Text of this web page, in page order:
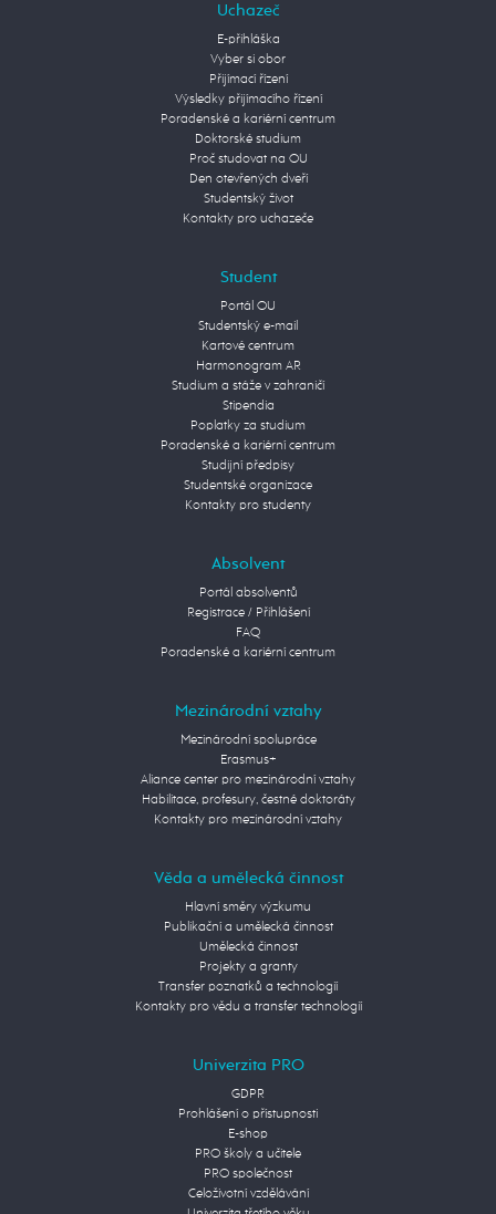
Uchazeč
E-přihláška
Vyber si obor
Přijímací řízení
Výsledky přijímacího řízení
Poradenské a kariérní centrum
Doktorské studium
Proč studovat na OU
Den otevřených dveří
Studentský život
Kontakty pro uchazeče
Student
Portál OU
Studentský e-mail
Kartové centrum
Harmonogram AR
Studium a stáže v zahraničí
Stipendia
Poplatky za studium
Poradenské a kariérní centrum
Studijní předpisy
Studentské organizace
Kontakty pro studenty
Absolvent
Portál absolventů
Registrace / Přihlášení
FAQ
Poradenské a kariérní centrum
Mezinárodní vztahy
Mezinárodní spolupráce
Erasmus+
Aliance center pro mezinárodní vztahy
Habilitace, profesury, čestné doktoráty
Kontakty pro mezinárodní vztahy
Věda a umělecká činnost
Hlavní směry výzkumu
Publikační a umělecká činnost
Umělecká činnost
Projekty a granty
Transfer poznatků a technologií
Kontakty pro vědu a transfer technologií
Univerzita PRO
GDPR
Prohlášení o přístupnosti
E-shop
PRO školy a učitele
PRO společnost
Celoživotní vzdělávání